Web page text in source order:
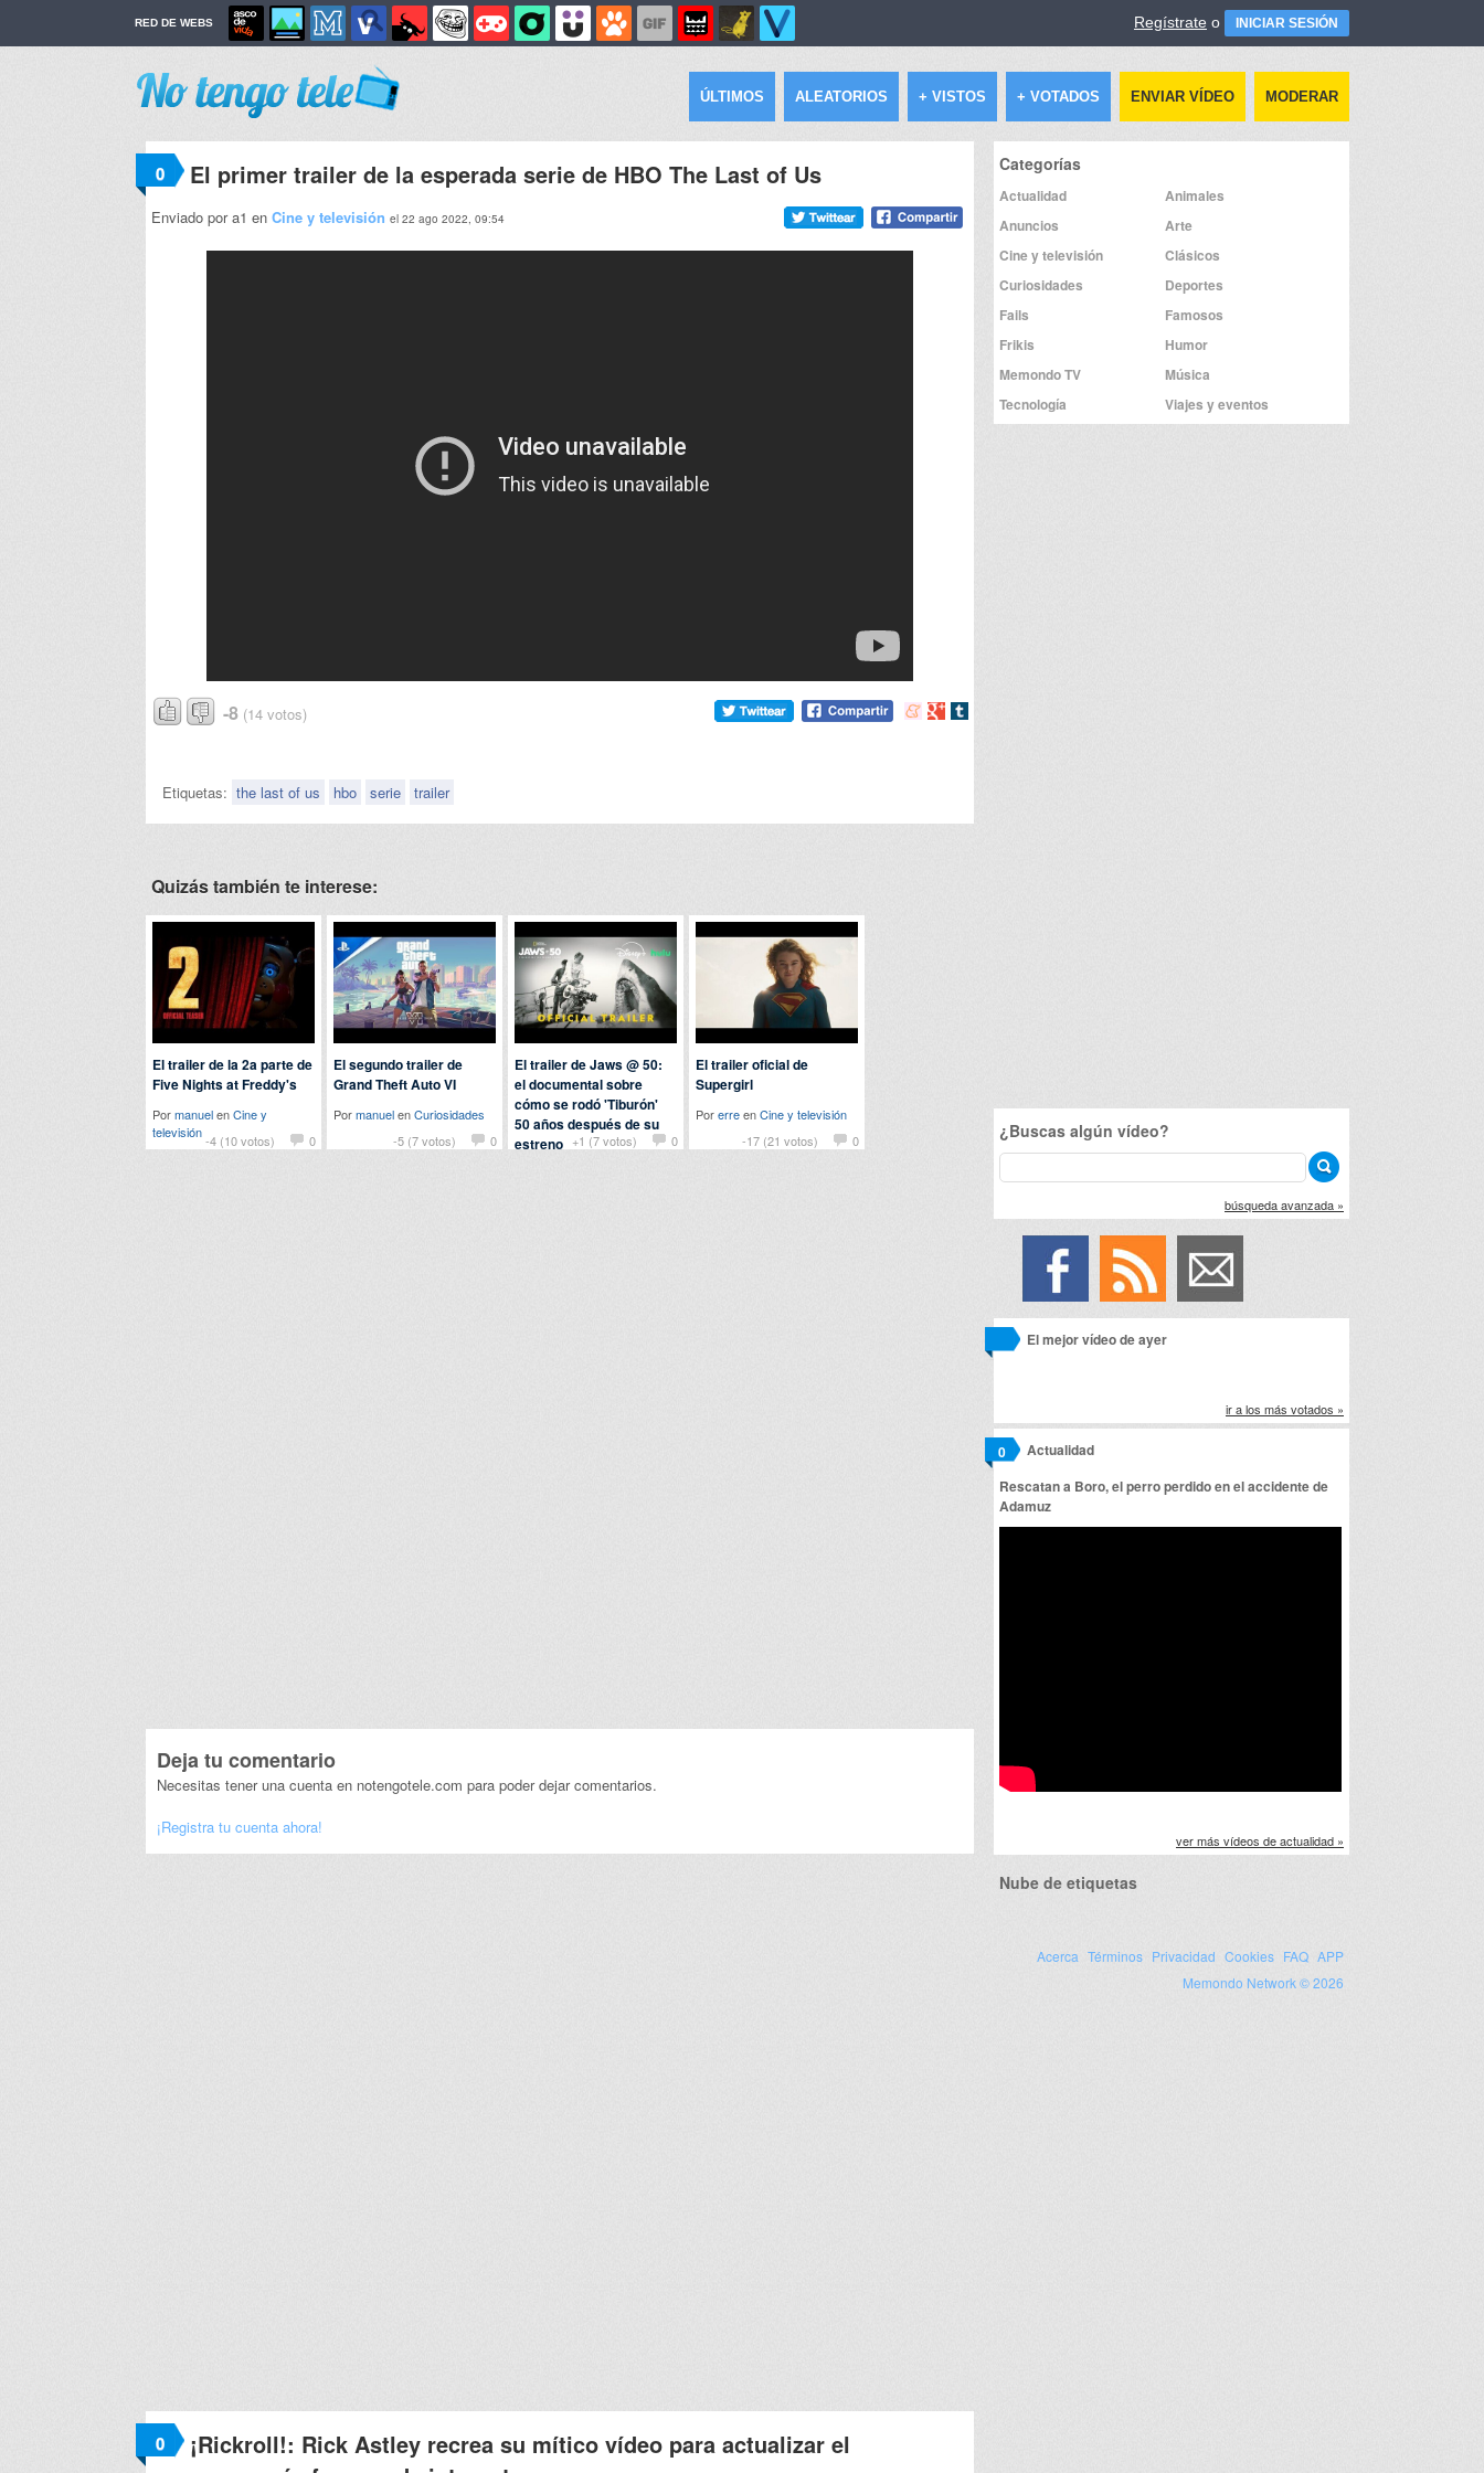
RED DE WEBS Regístrate o INICIAR SESIÓN
ÚLTIMOS ALEATORIOS + VISTOS + VOTADOS ENVIAR VÍDEO MODERAR
0 El primer trailer de la esperada serie de HBO The Last of Us
Enviado por a1 en Cine y televisión el 22 ago 2022, 09:54
-8 (14 votos)
Compartir
Compartir
Compartir
Etiquetas: the last of us hbo serie trailer
Quizás también te interese:
-4 (10 votos) 0
El trailer de la 2a parte de
Five Nights at Freddy's
PormanuelenCine y
televisión
-5 (7 votos) 0
El segundo trailer de
Grand Theft Auto VI
PormanuelenCuriosidades
+1 (7 votos)
0
El trailer de Jaws @ 50:
el documental sobre
cómo se rodó 'Tiburón'
50 años después de su
estreno
-17 (21 votos) 0
El trailer oficial de
Supergirl
PorerreenCine y televisión
Deja tu comentario
Necesitas tener una cuenta en notengotele.com para poder dejar comentarios.
¡Registra tu cuenta ahora!
0
¡Rickroll!: Rick Astley recrea su mítico vídeo para actualizar el
Categorías
Actualidad
Animales
Anuncios
Arte
Cine y televisión
Clásicos
Curiosidades
Deportes
Fails
Famosos
Frikis
Humor
Memondo TV
Música
Tecnología
Viajes y eventos
¿Buscas algún vídeo?
búsqueda avanzada »
El mejor vídeo de ayer
ir a los más votados »
Actualidad
0
Rescatan a Boro, el perro perdido en el accidente de
Adamuz
ver más vídeos de actualidad »
Nube de etiquetas
Acerca Términos Privacidad Cookies FAQ APP
Memondo Network © 2026